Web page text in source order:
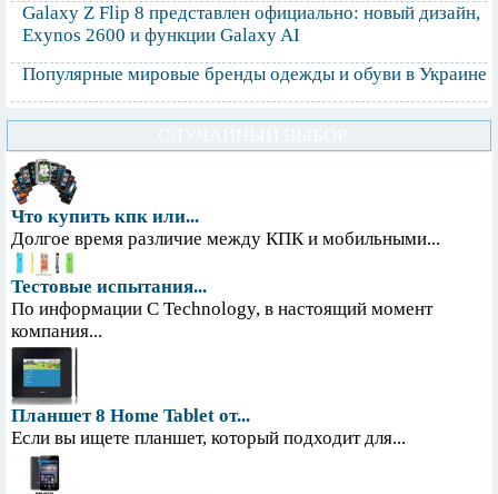
Galaxy Z Flip 8 представлен официально: новый дизайн,
Exynos 2600 и функции Galaxy AI
Популярные мировые бренды одежды и обуви в Украине
Что купить кпк или...
Долгое время различие между КПК и мобильными...
Тестовые испытания...
По информации С Technology, в настоящий момент
компания...
Планшет 8 Home Tablet от...
Если вы ищете планшет, который подходит для...